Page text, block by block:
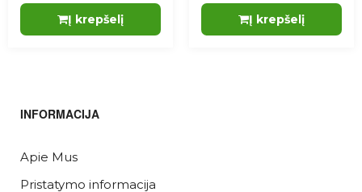
Į krepšelį Į krepšelį
INFORMACIJA
Apie Mus
Pristatymo informacija